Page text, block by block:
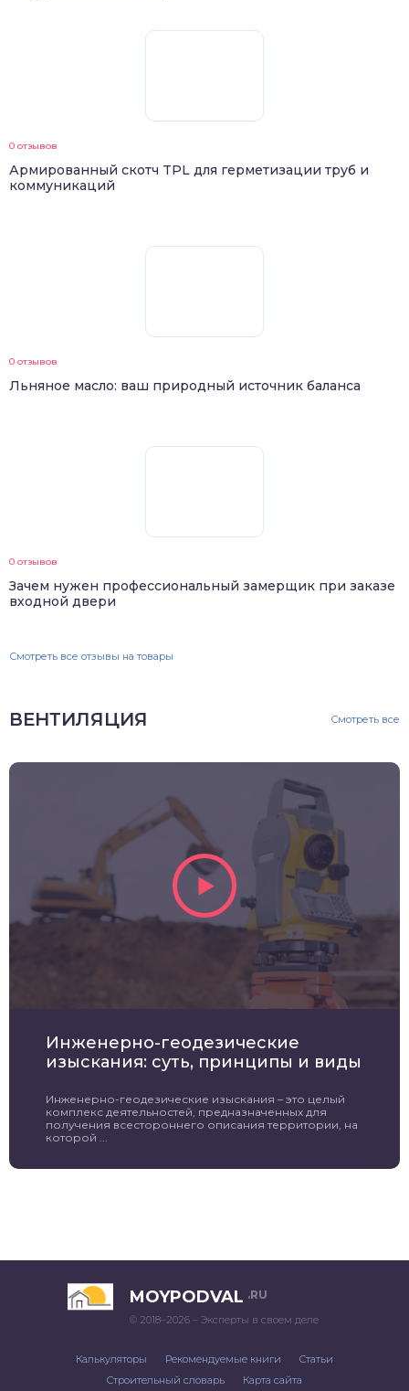
0 отзывов
Армированный скотч TPL для герметизации труб и
коммуникаций
0 отзывов
Льняное масло: ваш природный источник баланса
0 отзывов
Зачем нужен профессиональный замерщик при заказе
входной двери
Смотреть все отзывы на товары
ВЕНТИЛЯЦИЯ Смотреть все
Инженерно-геодезические
изыскания: суть, принципы и виды
Инженерно-геодезические изыскания – это целый
комплекс деятельностей, предназначенных для
получения всестороннего описания территории, на
которой ...
MOYPODVAL .RU
© 2018–2026 – Эксперты в своем деле
Калькуляторы Рекомендуемые книги
Статьи
Строительный словарь
Карта сайта